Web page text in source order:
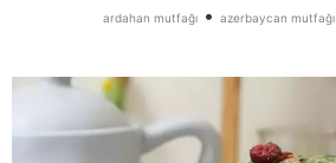
ardahan mutfağı • azerbaycan mutfağı